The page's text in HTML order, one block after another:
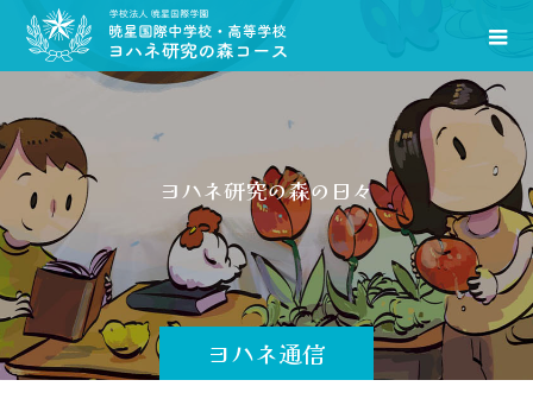
ヨハネ通信
ハネ研究の森の日 々をお